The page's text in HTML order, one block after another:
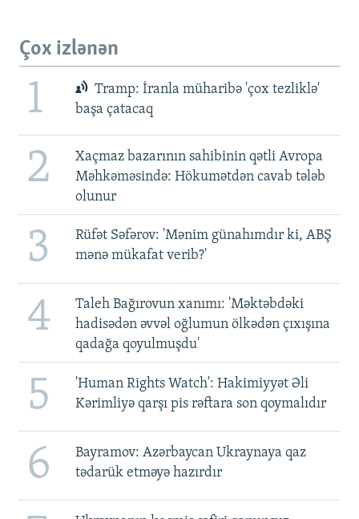
Çox izlənən
1
Tramp: İranla müharibə 'çox tezliklə'
başa çatacaq
2
Xaçmaz bazarının sahibinin qətli Avropa
Məhkəməsində: Hökumətdən cavab tələb
olunur
3
Rüfət Səfərov: 'Mənim günahımdır ki, ABŞ
mənə mükafat verib?'
4
Taleh Bağırovun xanımı: 'Məktəbdəki
hadisədən əvvəl oğlumun ölkədən çıxışına
qadağa qoyulmuşdu'
5
'Human Rights Watch': Hakimiyyət Əli
Kərimliyə qarşı pis rəftara son qoymalıdır
6
Bayramov: Azərbaycan Ukraynaya qaz
tədarük etməyə hazırdır